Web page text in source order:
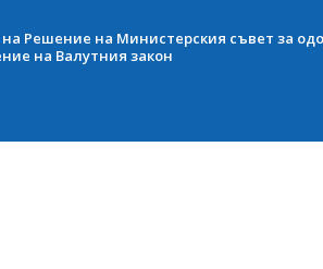
на Решение на Министерския съвет за
на Валутния закон